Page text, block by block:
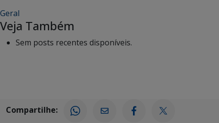
Geral
Veja Também
Sem posts recentes disponíveis.
Compartilhe: